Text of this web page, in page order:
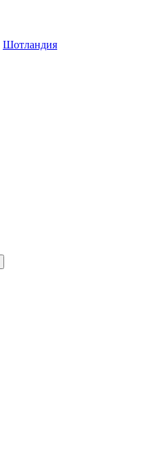
Шотландия